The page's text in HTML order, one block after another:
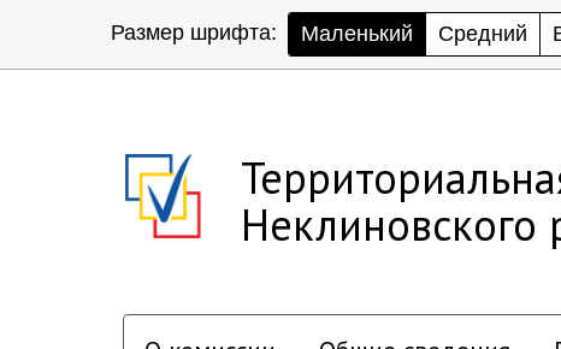
Размер шрифта: Маленький Средний
Неклиновского